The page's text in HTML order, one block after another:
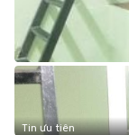
Tin ưu tiên